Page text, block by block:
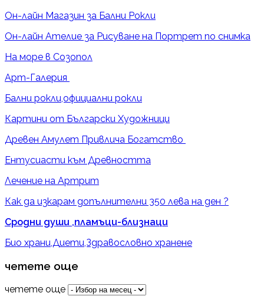
Он-лайн Магазин за Бални Рокли
Он-лайн Ателие за Рисуване на Портрет по снимка
На море в Созопол
Арт-Галерия
Бални рокли,официални рокли
Картини от Български Художници
Древен Амулет Привлича Богатство
Ентусиасти към Древността
Лечение на Артрит
Как да изкарам допълнителни 350 лева на ден ?
Сродни души ,пламъци-близнаци
Био храни,Диети,Здравословно хранене
четете още
четете още